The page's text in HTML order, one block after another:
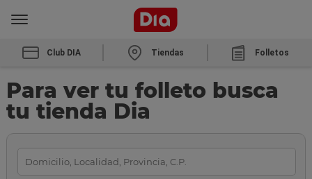
Club DIA Tiendas Folletos
Para ver tu folleto busca
tu tienda Dia